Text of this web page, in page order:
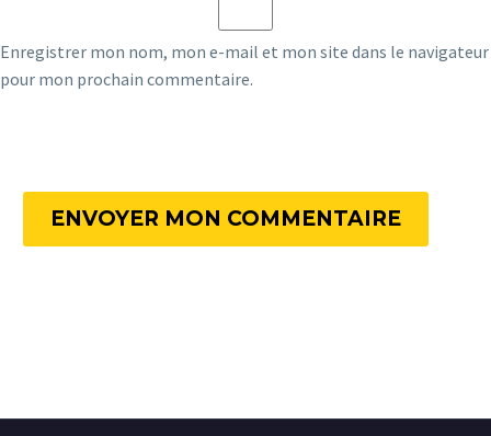
Enregistrer mon nom, mon e-mail et mon site dans le navigateur
pour mon prochain commentaire.
ENVOYER MON COMMENTAIRE